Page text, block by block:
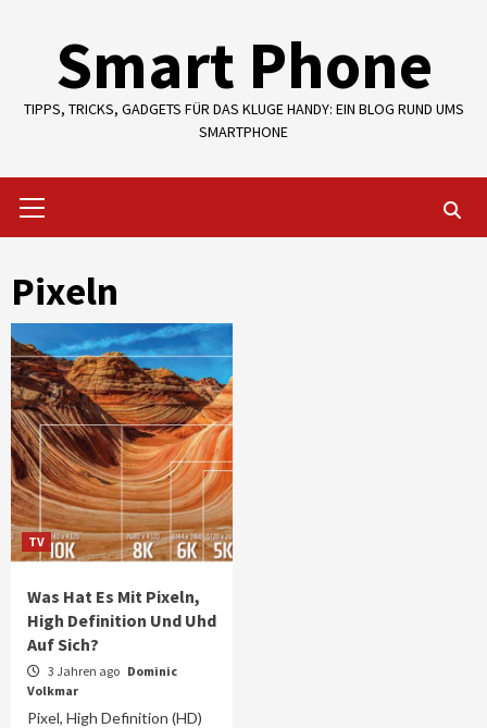
contentSmart Phone
TIPPS, TRICKS, GADGETS FÜR DAS KLUGE HANDY: EIN BLOG RUND UMS
SMARTPHONE
Menu
Pixeln
TV
Was Hat Es Mit Pixeln,
High Definition Und Uhd
Auf Sich?
3 Jahren ago Dominic
Volkmar
Pixel, High Definition (HD)